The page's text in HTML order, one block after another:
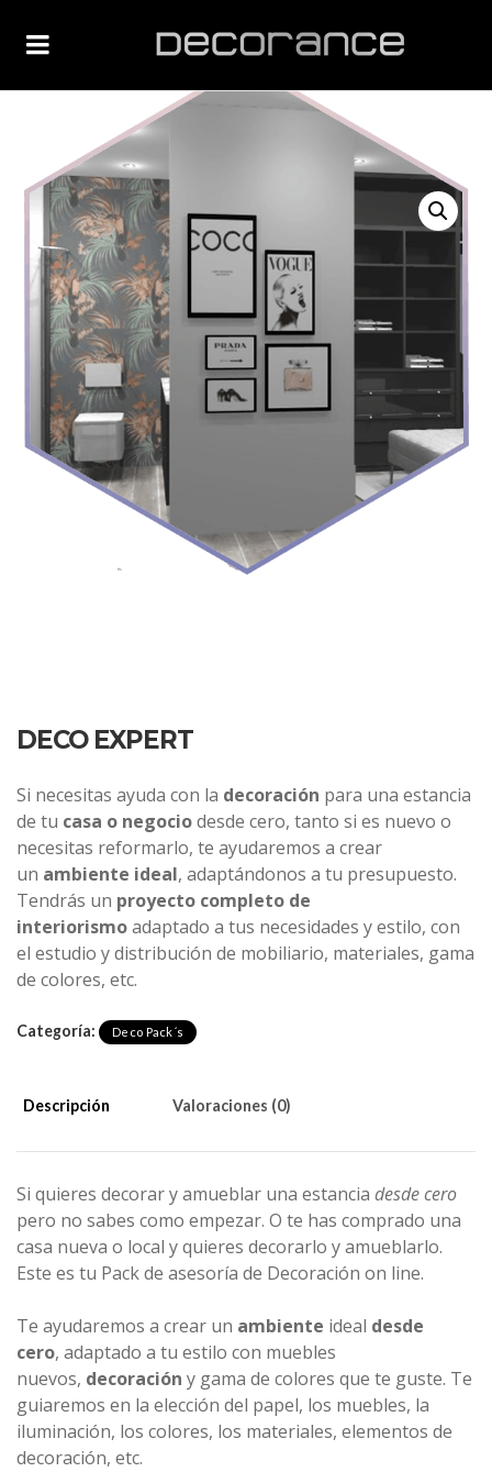
DECO EXPERT
Si necesitas ayuda con la decoración para una estancia
de tu casa o negociodesde cero, tanto si es nuevo o
necesitas reformarlo, te ayudaremos a crear
un ambiente ideal, adaptándonos a tu presupuesto.
Tendrás un proyecto completo de
interiorismoadaptado a tus necesidades y estilo, con
el estudio y distribución de mobiliario, materiales, gama
de colores, etc.
Categoría: Deco Pack´s
Descripción Valoraciones (0)
Si quieres decorar y amueblar una estancia desde cero
pero no sabes como empezar. O te has comprado una
casa nueva o local y quieres decorarlo y amueblarlo.
Este es tu Pack de asesoría de Decoración on line.
Te ayudaremos a crear un ambiente ideal desde
cero, adaptado a tu estilo con muebles
nuevos, decoración y gama de colores que te guste. Te
guiaremos en la elección del papel, los muebles, la
iluminación, los colores, los materiales, elementos de
decoración, etc.